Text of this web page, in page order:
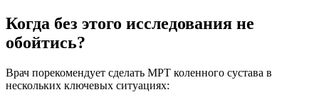
Когда без этого исследования не
обойтись?
Врач порекомендует сделать МРТ коленного сустава в
нескольких ключевых ситуациях: